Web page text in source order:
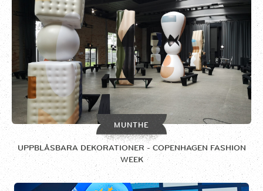
MUNTHE
UPPBLÅSBARA DEKORATIONER - COPENHAGEN FASHION
WEEK